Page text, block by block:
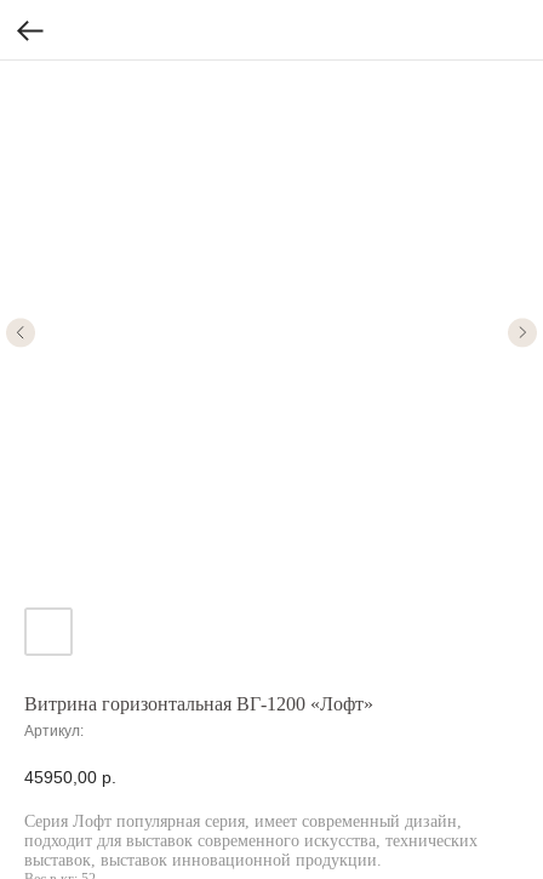
Витрина горизонтальная ВГ-1200 «Лофт»
Артикул:
45950,00 р.
Серия Лофт популярная серия, имеет современный дизайн,
подходит для выставок современного искусства, технических
выставок, выставок инновационной продукции.